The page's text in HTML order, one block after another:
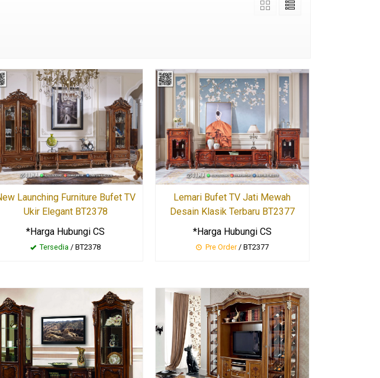
Launching Furniture Bufet TV
Ukir Elegant BT2378
*Harga Hubungi CS
Tersedia / BT2378
Lemari Bufet TV Jati Mewah
Desain Klasik Terbaru BT2377
*Harga Hubungi CS
Pre Order/ BT2377